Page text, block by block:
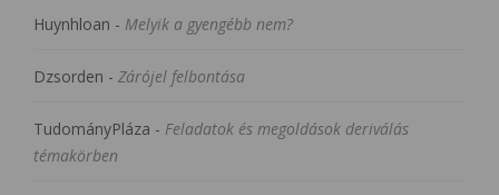
Huynhloan - Melyik a gyengébb nem?
Dzsorden - Zárójel felbontása
TudományPláza - Feladatok és megoldások deriválás
témakörben